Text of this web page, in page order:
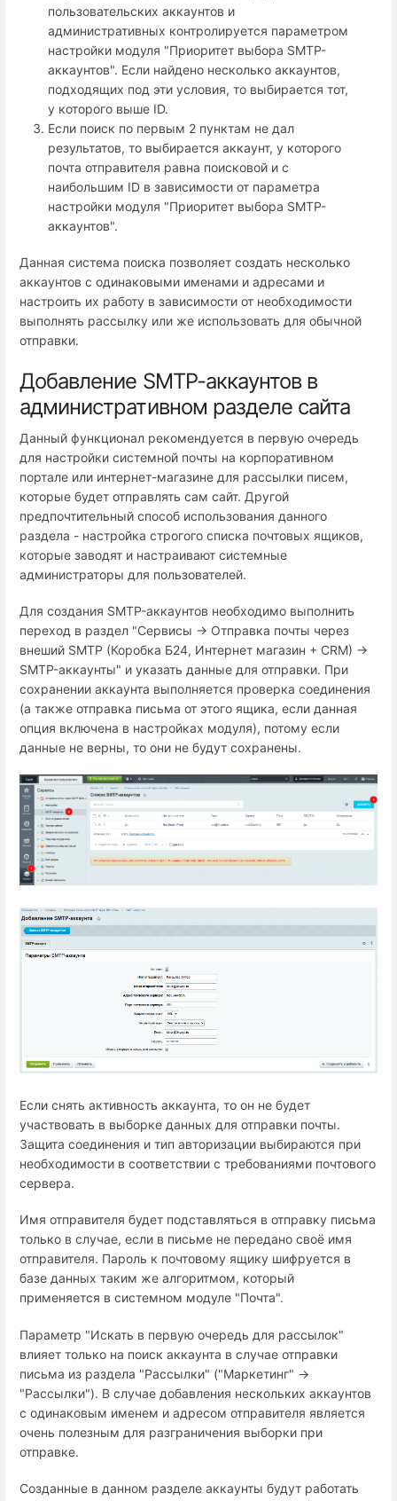
пользовательских аккаунтов и
административных контролируется параметром
настройки модуля "Приоритет выбора SMTP-
аккаунтов". Если найдено несколько аккаунтов,
подходящих под эти условия, то выбирается тот,
у которого выше ID.
Если поиск по первым 2 пунктам не дал
результатов, то выбирается аккаунт, у которого
почта отправителя равна поисковой и с
наибольшим ID в зависимости от параметра
настройки модуля "Приоритет выбора SMTP-
аккаунтов".
Данная система поиска позволяет создать несколько
аккаунтов с одинаковыми именами и адресами и
настроить их работу в зависимости от необходимости
выполнять рассылку или же использовать для обычной
отправки.
Добавление SMTP-аккаунтов в
административном разделе сайта
Данный функционал рекомендуется в первую очередь
для настройки системной почты на корпоративном
портале или интернет-магазине для рассылки писем,
которые будет отправлять сам сайт. Другой
предпочтительный способ использования данного
раздела - настройка строгого списка почтовых ящиков,
которые заводят и настраивают системные
администраторы для пользователей.
Для создания SMTP-аккаунтов необходимо выполнить
переход в раздел "Сервисы → Отправка почты через
внеший SMTP (Коробка Б24, Интернет магазин + СRM) →
SMTP-аккаунты" и указать данные для отправки. При
сохранении аккаунта выполняется проверка соединения
(а также отправка письма от этого ящика, если данная
опция включена в настройках модуля), потому если
данные не верны, то они не будут сохранены.
Если снять активность аккаунта, то он не будет
участвовать в выборке данных для отправки почты.
Защита соединения и тип авторизации выбираются при
необходимости в соответствии с требованиями почтового
сервера.
Имя отправителя будет подставляться в отправку письма
только в случае, если в письме не передано своё имя
отправителя. Пароль к почтовому ящику шифруется в
базе данных таким же алгоритмом, который
применяется в системном модуле "Почта".
Параметр "Искать в первую очередь для рассылок"
влияет только на поиск аккаунта в случае отправки
письма из раздела "Рассылки" ("Маркетинг" →
"Рассылки"). В случае добавления нескольких аккаунтов
с одинаковым именем и адресом отправителя является
очень полезным для разграничения выборки при
отправке.
Созданные в данном разделе аккаунты будут работать